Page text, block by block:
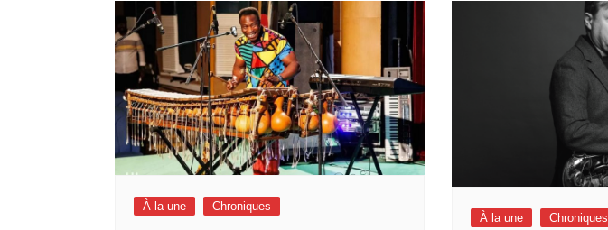
À la une Chroniques
À la une Chroniques